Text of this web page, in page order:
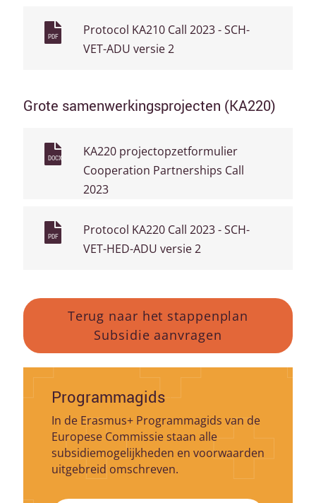
Programmagids
In de Erasmus+ Programmagids van de
Europese Commissie staan alle
subsidiemogelijkheden en voorwaarden
uitgebreid omschreven.
PDF
Protocol KA210 Call 2023 - SCH-
VET-ADU versie 2
Grote samenwerkingsprojecten (KA220)
DOCX
KA220 projectopzetformulier
Cooperation Partnerships Call
2023
PDF
Protocol KA220 Call 2023 - SCH-
VET-HED-ADU versie 2
Terug naar het stappenplan
Subsidie aanvragen